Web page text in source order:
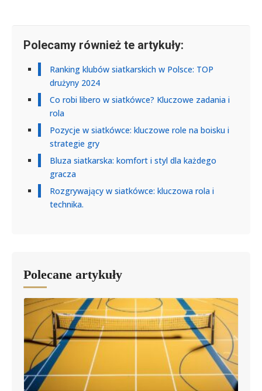
Polecamy również te artykuły:
Ranking klubów siatkarskich w Polsce: TOP
drużyny 2024
Co robi libero w siatkówce? Kluczowe zadania i
rola
Pozycje w siatkówce: kluczowe role na boisku i
strategie gry
Bluza siatkarska: komfort i styl dla każdego
gracza
Rozgrywający w siatkówce: kluczowa rola i
technika.
Polecane artykuły